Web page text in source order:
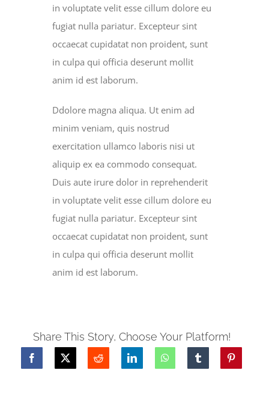
in voluptate velit esse cillum dolore eu
fugiat nulla pariatur. Excepteur sint
occaecat cupidatat non proident, sunt
in culpa qui officia deserunt mollit
anim id est laborum.
Ddolore magna aliqua. Ut enim ad
minim veniam, quis nostrud
exercitation ullamco laboris nisi ut
aliquip ex ea commodo consequat.
Duis aute irure dolor in reprehenderit
in voluptate velit esse cillum dolore eu
fugiat nulla pariatur. Excepteur sint
occaecat cupidatat non proident, sunt
in culpa qui officia deserunt mollit
anim id est laborum.
Share This Story, Choose Your Platform!